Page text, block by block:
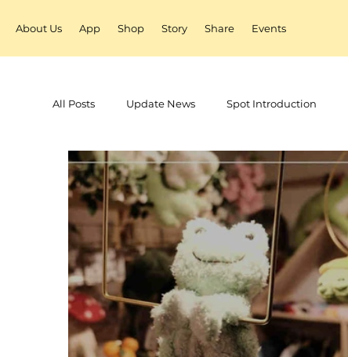
About Us App Shop Story Share Events
All Posts Update News Spot Introduction